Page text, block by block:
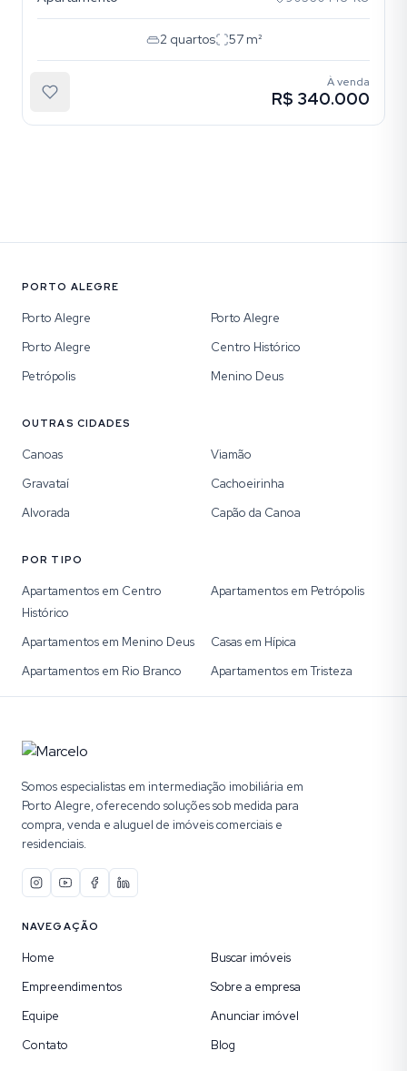
2 quartos 57m²
À venda
R$ 340.000
PORTO ALEGRE
Porto Alegre
Porto Alegre
Porto Alegre
Centro Histórico
Petrópolis
Menino Deus
OUTRAS CIDADES
Canoas
Viamão
Gravataí
Cachoeirinha
Alvorada
Capão da Canoa
POR TIPO
Apartamentos em Centro
Histórico
Apartamentos em Petrópolis
Apartamentos em Menino Deus
Casas em Hípica
Apartamentos em Rio Branco
Apartamentos em Tristeza
Somos especialistas em intermediação imobiliária em
Porto Alegre, oferecendo soluções sob medida para
compra, venda e aluguel de imóveis comerciais e
residenciais.
NAVEGAÇÃO
Home
Buscar imóveis
Empreendimentos
Sobre a empresa
Equipe
Anunciar imóvel
Contato
Blog